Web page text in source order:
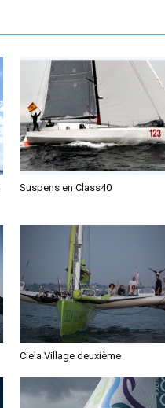
Suspens en Class40
Ciela Village deuxième